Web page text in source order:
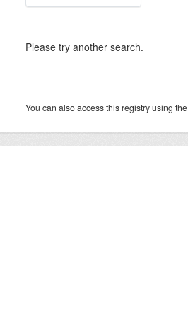
Please try another search.
You can also access this registry using the